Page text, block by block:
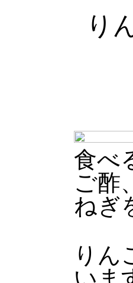
り
食べ
ご酢
ねぎ
りん